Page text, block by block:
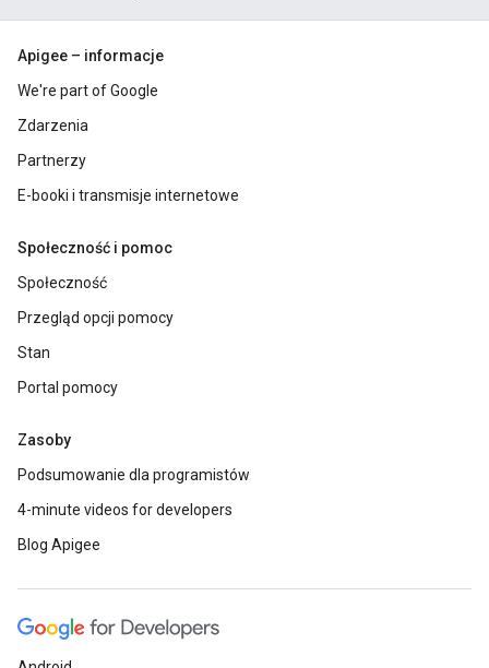
Apigee – informacje
We're part of Google
Zdarzenia
Partnerzy
E-booki i transmisje internetowe
Społeczność i pomoc
Społeczność
Przegląd opcji pomocy
Stan
Portal pomocy
Zasoby
Podsumowanie dla programistów
4-minute videos for developers
Blog Apigee